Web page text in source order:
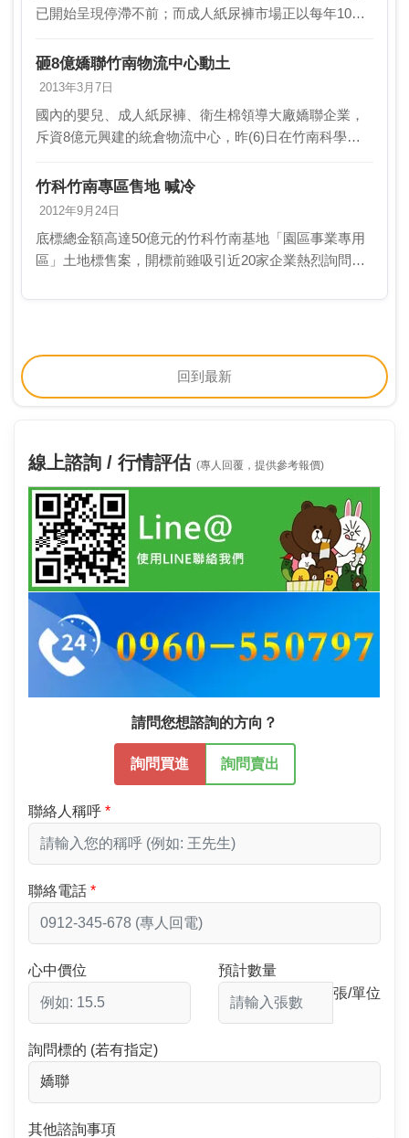
已開始呈現停滯不前；而成人紙尿褲市場正以每年10％
超過嬰褲市場。中國大陸、日本、臺灣的紙尿褲市場也
不…
砸8億嬌聯竹南物流中心動土
2013年3月7日
國內的嬰兒、成人紙尿褲、衛生棉領導大廠嬌聯企業，
斥資8億元興建的統倉物流中心，昨(6)日在竹南科學園
應公司的2020年飛躍成長計畫，並持續根留台灣。嬌…
竹科竹南專區售地 喊冷
2012年9月24日
底標總金額高達50億元的竹科竹南基地「園區事業專用
區」土地標售案，開標前雖吸引近20家企業熱烈詢問、
一家公司投標，並以5.9億元順利標得E3區塊土…
回到最新
線上諮詢 / 行情評估 (專人回覆，提供參考報價)
請問您想諮詢的方向？
詢問買進 詢問賣出
聯絡人稱呼
聯絡電話
心中價位
預計數量
張/單位
詢問標的 (若有指定)
其他諮詢事項